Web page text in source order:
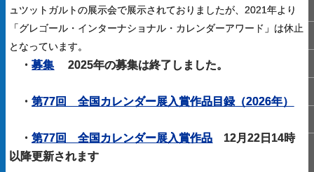
ュツットガルトの展示会で展示されておりましたが、2021年より
「グレゴール・インターナショナル・カレンダーアワード」は休止
となっています。
・募集 2025年の募集は終了しました。
・第77回 全国カレンダー展入賞作品目録（2026年）
・第77回 全国カレンダー展入賞作品 12月22日14時
以降更新されます